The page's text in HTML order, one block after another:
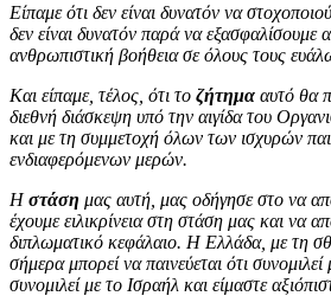
Είπαμε ότι δεν είναι δυνατόν να
δεν είναι δυνατόν παρά να εξασφαλίσουμε
ανθρωπιστική βοήθεια σε όλους τους
Και είπαμε, τέλος, ότι το ζήτημα αυτό θα
διεθνή διάσκεψη υπό την αιγίδα του
και με τη συμμετοχή όλων των ισχυρών
ενδιαφερόμενων μερών.
Ηστάση μας αυτή, μας οδήγησε στο να
έχουμε ειλικρίνεια στη στάση μας και να
διπλωματικό κεφάλαιο. Η Ελλάδα, με τη
σήμερα μπορεί να παινεύεται ότι
συνομιλεί με το Ισραήλ και είμαστε